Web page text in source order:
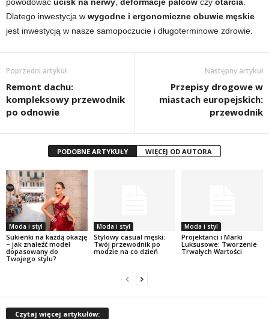
Dlatego inwestycja w wygodne i ergonomiczne obuwie męskie
jest inwestycją w nasze samopoczucie i długoterminowe zdrowie.
Poprzedni artykuł
Remont dachu:
kompleksowy przewodnik
po odnowie
Następny artykuł
Przepisy drogowe w
miastach europejskich:
przewodnik
PODOBNE ARTYKUŁY WIĘCEJ OD AUTORA
Moda i styl
Sukienki na każdą okazję
– jak znaleźć model
dopasowany do
Twojego stylu?
Moda i styl
Stylowy casual męski:
Twój przewodnik po
modzie na co dzień
Moda i styl
Projektanci i Marki
Luksusowe: Tworzenie
Trwałych Wartości
Czytaj więcej artykułów: